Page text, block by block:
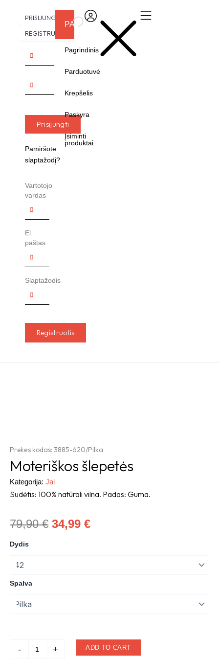
PRISIJUNGTI
REGISTRUOTIS
Prisijungti
Pamiršote
slaptažodį?
Vartotojo
vardas
El.
paštas
Slaptažodis
Registruotis
PASIRINKITE:
Pagrindinis
Parduotuvė
Krepšelis
Paskyra
Įsiminti
produktai
Prekės kodas: 3885-620/Pilka
Moteriškos šlepetės
Kategorija: Jai
Sudėtis: 100% natūrali vilna. Padas: Guma.
79,90€ Original
34,99 €Current
Dydis
Spalva
-
Moteriškos
šlepetės
+ ADD TO CART